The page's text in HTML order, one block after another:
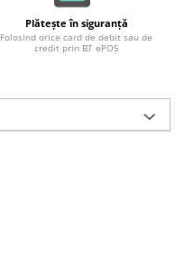
Plătește în siguranță
Folosind orice card de debit sau de
credit prin BT ePOS